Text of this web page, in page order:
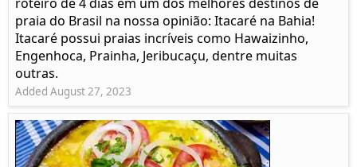
praia do Brasil na nossa opinião: Itacaré na Bahia!
Itacaré possui praias incríveis como Hawaizinho,
Engenhoca, Prainha, Jeribucaçu, dentre muitas
outras.
Added August 27, 2023